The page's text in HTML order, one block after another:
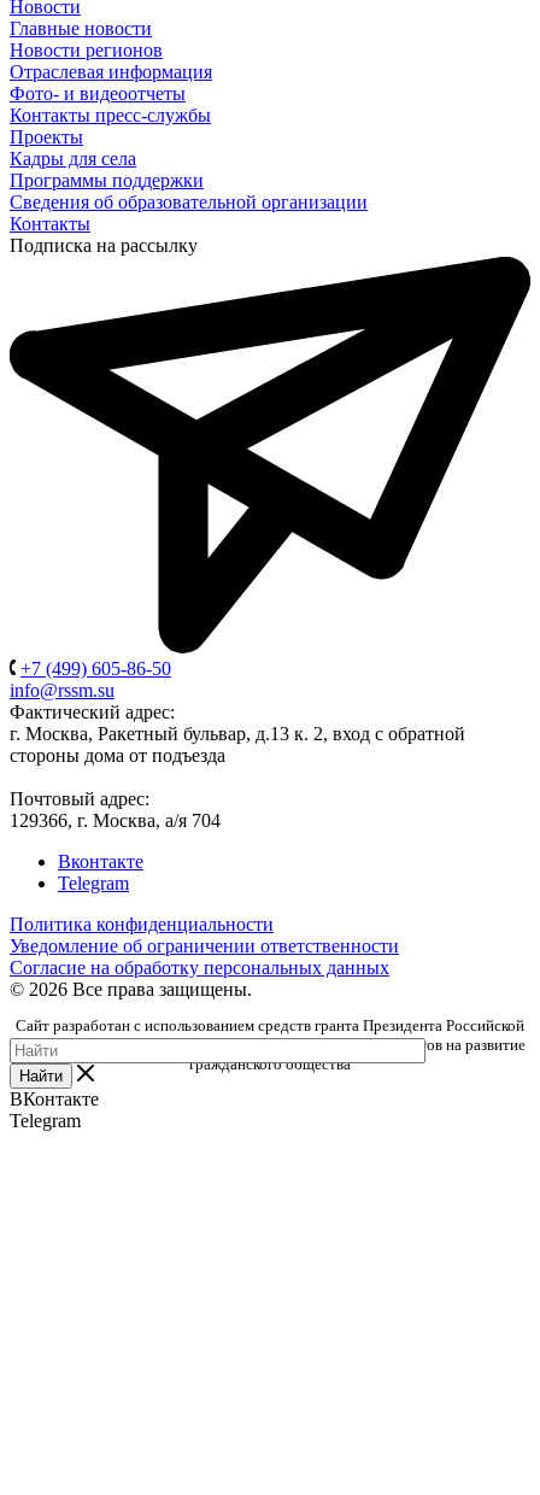
Новости
Главные новости
Новости регионов
Отраслевая информация
Фото- и видеоотчеты
Контакты пресс-службы
Проекты
Кадры для села
Программы поддержки
Сведения об образовательной организации
Контакты
Подписка на рассылку
+7 (499) 605-86-50
info@rssm.su
Фактический адрес:
г. Москва, Ракетный бульвар, д.13 к. 2, вход с обратной
стороны дома от подъезда
Почтовый адрес:
129366, г. Москва, а/я 704
Вконтакте
Telegram
Политика конфиденциальности
Уведомление об ограничении ответственности
Согласие на обработку персональных данных
© 2026 Все права защищены.
Сайт разработан с использованием средств гранта Президента Российской
Федерации, предоставленного Фондом президентских грантов на развитие
гражданского общества
Найти
ВКонтакте
Telegram